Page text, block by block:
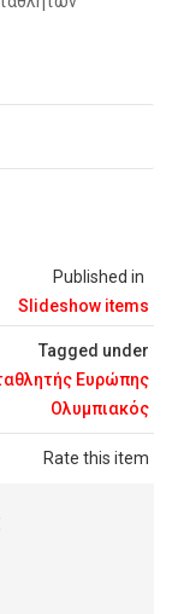
Published in
Slideshow items
Tagged under
Ευρώπης
Ολυμπιακός
Rate this item